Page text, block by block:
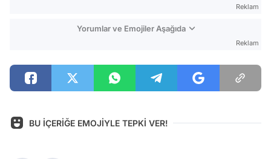
Reklam
Yorumlar ve Emojiler Aşağıda
Reklam
BU İÇERİĞE EMOJİYLE TEPKİ VER!